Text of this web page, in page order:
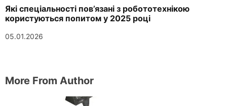
Які спеціальності пов’язані з робототехнікою
користуються попитом у 2025 році
05.01.2026
More From Author